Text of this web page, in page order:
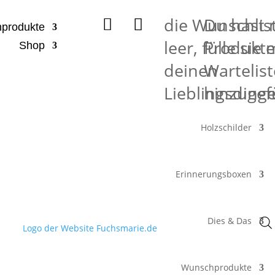
Shop
 
die
leer, fülle sie
deinen
Du hast
Holzschilder
Erinnerungsboxen
Dies & Das
Wunschprodukte